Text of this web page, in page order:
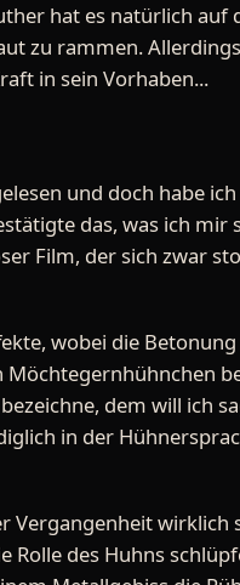
hat es natürlich auf
zu rammen.
in sein Vorhaben...
und doch habe
das, was ich mir
Film, der sich zwar
wobei die
dem will ich
in der
Vergangenheit wirklich
des Huhns